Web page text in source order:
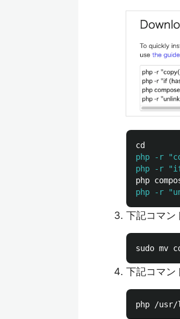
php -r
php -r "if
php -r
下記コマン
下記コマン